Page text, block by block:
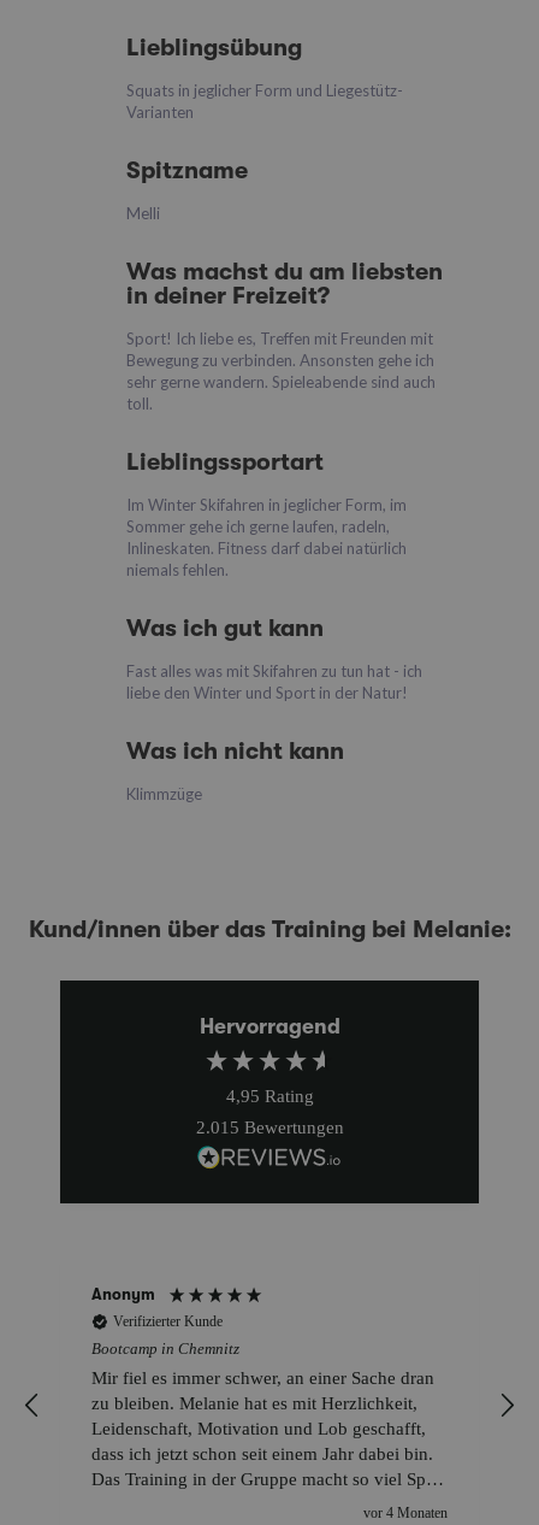
Lieblingsübung
Squats in jeglicher Form und Liegestütz-
Varianten
Spitzname
Melli
Was machst du am liebsten
in deiner Freizeit?
Sport! Ich liebe es, Treffen mit Freunden mit
Bewegung zu verbinden. Ansonsten gehe ich
sehr gerne wandern. Spieleabende sind auch
toll.
Lieblingssportart
Im Winter Skifahren in jeglicher Form, im
Sommer gehe ich gerne laufen, radeln,
Inlineskaten. Fitness darf dabei natürlich
niemals fehlen.
Was ich gut kann
Fast alles was mit Skifahren zu tun hat - ich
liebe den Winter und Sport in der Natur!
Was ich nicht kann
Klimmzüge
Kund/innen über das Training bei Melanie:
Hervorragend
4,95 Rating
2.015 Bewertungen
Anonym
Verifizierter Kunde
Bootcamp in Chemnitz
Mir fiel es immer schwer, an einer Sache dran
zu bleiben. Melanie hat es mit Herzlichkeit,
Leidenschaft, Motivation und Lob geschafft,
dass ich jetzt schon seit einem Jahr dabei bin.
Das Training in der Gruppe macht so viel Spaß
und motiviert zusätzlich. Es bringt einen schon
vor 4 Monaten